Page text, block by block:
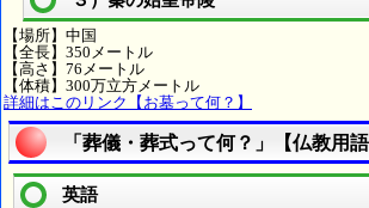
【場所】中国
【全長】350メートル
【高さ】76メートル
【体積】300万立方メートル
詳細はこのリンク【お墓って何？】
「葬儀・葬式って何？」【仏教用
英語